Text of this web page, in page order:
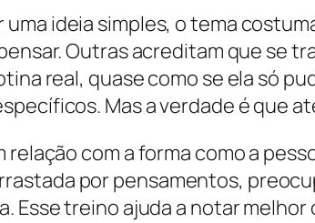
ideia simples, o tema
Outras acreditam que se
real, quase como se ela só
Mas a verdade é que
relação com a forma como a
por pensamentos,
Esse treino ajuda a notar